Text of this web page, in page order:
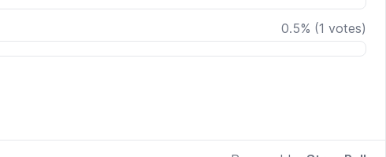
0.5% (1 votes)